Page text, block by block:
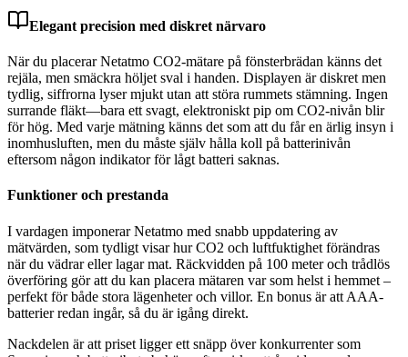
Elegant precision med diskret närvaro
När du placerar Netatmo CO2-mätare på fönsterbrädan känns det
rejäla, men smäckra höljet sval i handen. Displayen är diskret men
tydlig, siffrorna lyser mjukt utan att störa rummets stämning. Ingen
surrande fläkt—bara ett svagt, elektroniskt pip om CO2-nivån blir
för hög. Med varje mätning känns det som att du får en ärlig insyn i
inomhusluften, men du måste själv hålla koll på batterinivån
eftersom någon indikator för lågt batteri saknas.
Funktioner och prestanda
I vardagen imponerar Netatmo med snabb uppdatering av
mätvärden, som tydligt visar hur CO2 och luftfuktighet förändras
när du vädrar eller lagar mat. Räckvidden på 100 meter och trådlös
överföring gör att du kan placera mätaren var som helst i hemmet –
perfekt för både stora lägenheter och villor. En bonus är att AAA-
batterier redan ingår, så du är igång direkt.
Nackdelen är att priset ligger ett snäpp över konkurrenter som